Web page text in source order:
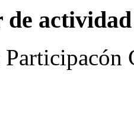
de actividad